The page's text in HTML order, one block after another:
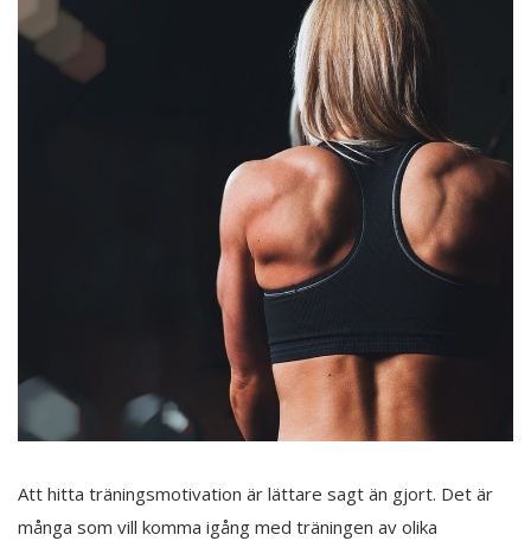
Att hitta träningsmotivation är lättare sagt än gjort. Det är
många som vill komma igång med träningen av olika